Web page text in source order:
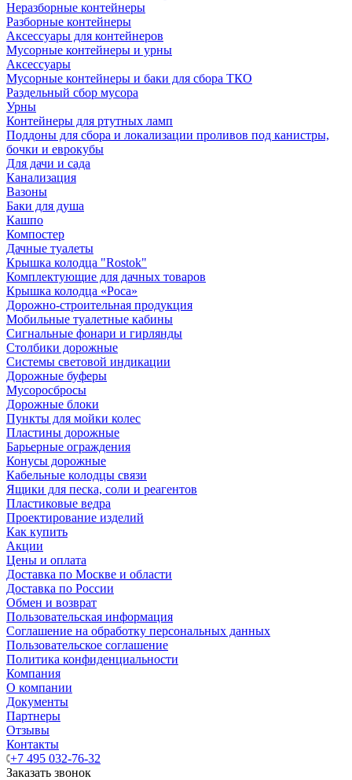
Неразборные контейнеры
Разборные контейнеры
Аксессуары для контейнеров
Мусорные контейнеры и урны
Аксессуары
Мусорные контейнеры и баки для сбора ТКО
Раздельный сбор мусора
Урны
Контейнеры для ртутных ламп
Поддоны для сбора и локализации проливов под канистры,
бочки и еврокубы
Для дачи и сада
Канализация
Вазоны
Баки для душа
Кашпо
Компостер
Дачные туалеты
Крышка колодца "Rostok"
Комплектующие для дачных товаров
Крышка колодца «Роса»
Дорожно-строительная продукция
Мобильные туалетные кабины
Сигнальные фонари и гирлянды
Столбики дорожные
Системы световой индикации
Дорожные буферы
Мусоросбросы
Дорожные блоки
Пункты для мойки колес
Пластины дорожные
Барьерные ограждения
Конусы дорожные
Кабельные колодцы связи
Ящики для песка, соли и реагентов
Пластиковые ведра
Проектирование изделий
Как купить
Акции
Цены и оплата
Доставка по Москве и области
Доставка по России
Обмен и возврат
Пользовательская информация
Соглашение на обработку персональных данных
Пользовательское соглашение
Политика конфиденциальности
Компания
О компании
Документы
Партнеры
Отзывы
Контакты
+7 495 032-76-32
Заказать звонок